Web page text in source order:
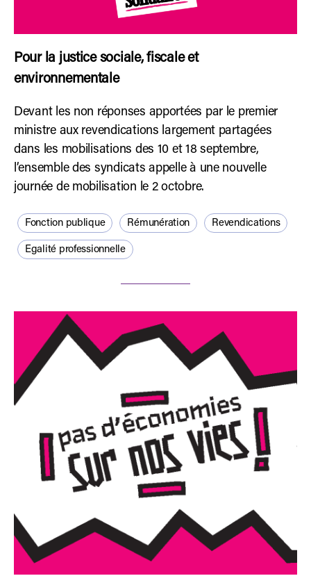
Pour la justice sociale, fiscale et
environnementale
Devant les non réponses apportées par le premier
ministre aux revendications largement partagées
dans les mobilisations des 10 et 18 septembre,
l’ensemble des syndicats appelle à une nouvelle
journée de mobilisation le 2 octobre.
Fonction publique Rémunération Revendications
Egalité professionnelle